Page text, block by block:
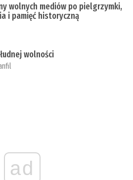
wolnych mediów po pielgrzymki,
i pamięć historyczną
wolności
ad